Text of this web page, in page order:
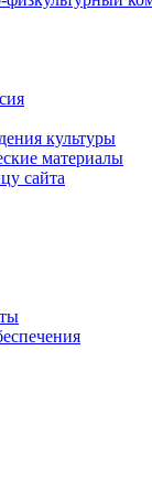
культуры
материалы
сайта